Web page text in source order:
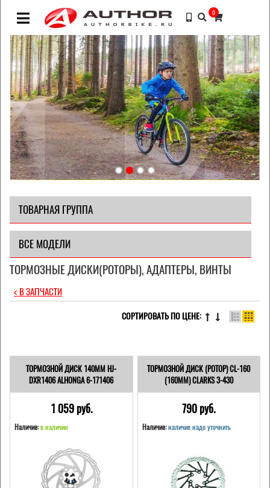
0
ТОВАРНАЯ ГРУППА
ВСЕ МОДЕЛИ
ТОРМОЗНЫЕ ДИСКИ(РОТОРЫ), АДАПТЕРЫ, ВИНТЫ
< В ЗАПЧАСТИ
СОРТИРОВАТЬ ПО ЦЕНЕ:
ТОРМОЗНОЙ ДИСК 140ММ HJ-
DXR1406 ALHONGA 6-171406
1 059 pуб.
Наличие:в наличии
ТОРМОЗНОЙ ДИСК (РОТОР) CL-160
(160ММ) CLARKS 3-430
790 pуб.
Наличие: наличие надо уточнить